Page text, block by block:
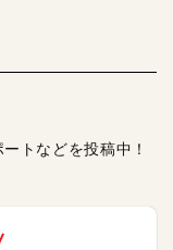
トなどを投稿中！